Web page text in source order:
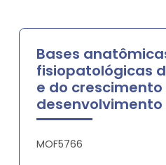
Bases
fisiopatológicas
e do crescimento
MOF5766